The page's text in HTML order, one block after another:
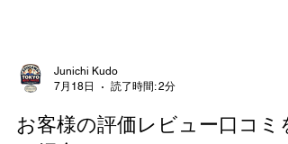
Junichi Kudo
7月18日
読了時間: 2分